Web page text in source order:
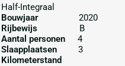
Half-Integraal
Bouwjaar
2020
Rijbewijs
B
Aantal personen
4
Slaapplaatsen
3
Kilometerstand